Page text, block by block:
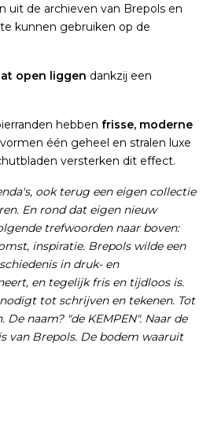
uit de archieven van Brepols en
kunnen gebruiken op de
open liggen dankzij een
hebben frisse, moderne
één geheel en stralen luxe
versterken dit effect.
ook terug een eigen collectie
En rond dat eigen nieuw
trefwoorden naar boven:
inspiratie. Brepols wilde een
in druk- en
en tegelijk fris en tijdloos is.
tot schrijven en tekenen. Tot
De naam? "de KEMPEN". Naar de
van Brepols. De bodem waaruit